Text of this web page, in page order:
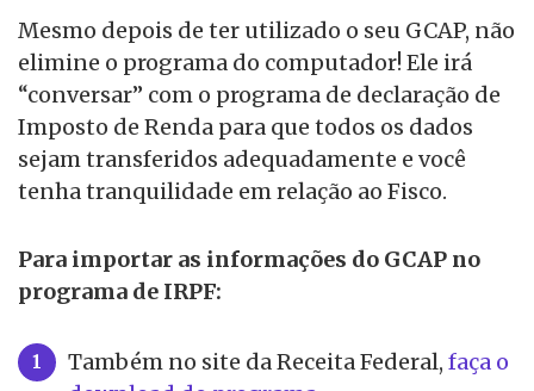
Mesmo depois de ter utilizado o seu GCAP, não
elimine o programa do computador! Ele irá
“conversar” com o programa de declaração de
Imposto de Renda para que todos os dados
sejam transferidos adequadamente e você
tenha tranquilidade em relação ao Fisco.
Para importar as informações do GCAP no
programa de IRPF:
Também no site da Receita Federal, faça o